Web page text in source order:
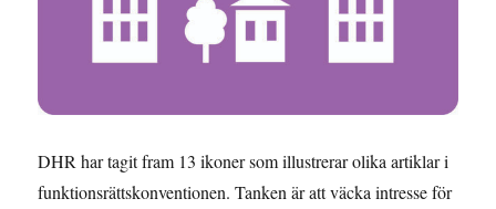
DHR har tagit fram 13 ikoner som illustrerar olika artiklar i
funktionsrättskonventionen. Tanken är att väcka intresse för